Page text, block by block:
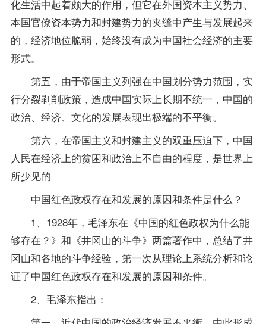
化生活中起着颇大的作用，但它在外国资本主义势力、
本国官僚资本势力和封建势力的夹缝中产生与发展起来
的，经济地位脆弱，始终没有成为中国社会经济的主要
形式。
第五，由于帝国主义列强在中国划分势力范围，实
行分裂剥削政策，造成中国实际上长期不统一，中国的
政治、经济、文化的发展表现出极端的不平衡。
第六，在帝国主义和封建主义的双重压迫下，中国
人民在经济上的贫困和政治上不自由的程度，是世界上
所少见的
中国红色政权存在和发展的原因和条件是什么？
1、1928年，毛泽东在《中国的红色政权为什么能
够存在？》和《井冈山的斗争》两篇著作中，总结了井
冈山和各地的斗争经验，第一次从理论上系统分析和论
证了中国红色政权存在和发展的原因和条件。
2、毛泽东指出：